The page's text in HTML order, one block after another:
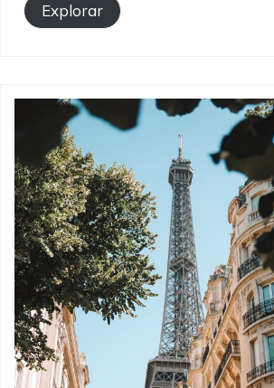
Explorar